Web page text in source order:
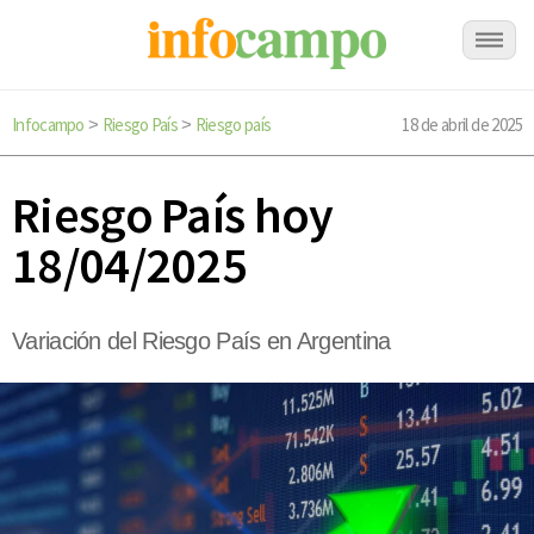
Infocampo > Riesgo País> Riesgo país 18 de abril de 2025
Riesgo País hoy
18/04/2025
Variación del Riesgo País en Argentina